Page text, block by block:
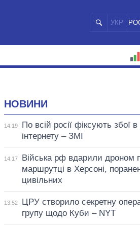
УКР
НОВИНИ
14:19
По всій росії фіксують збої в
інтернету – ЗМІ
14:17
Війська рф вдарили дроном
маршрутці в Херсоні,
цивільних
13:52
ЦРУ створило секретну
групу щодо Куби – NYT